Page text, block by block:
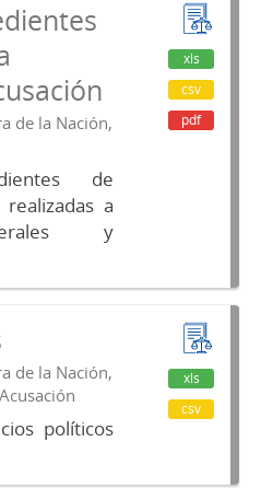
de la Nación,
de
a
y
xls
csv
pdf
de la Nación,
políticos
xls
csv